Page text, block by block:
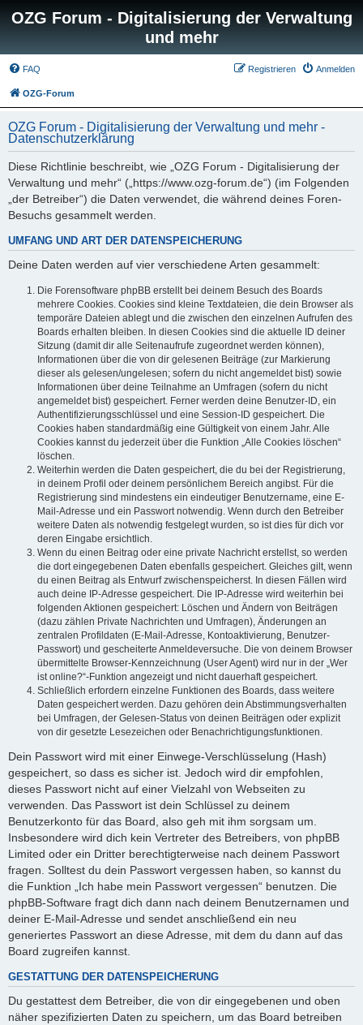
OZG Forum - Digitalisierung der Verwaltung
und mehr
FAQ Anmelden
Registrieren
OZG-Forum
OZG Forum - Digitalisierung der Verwaltung und mehr -
Datenschutzerklärung
Diese Richtlinie beschreibt, wie „OZG Forum - Digitalisierung der
Verwaltung und mehr“ („https://www.ozg-forum.de“) (im Folgenden
„der Betreiber“) die Daten verwendet, die während deines Foren-
Besuchs gesammelt werden.
UMFANG UND ART DER DATENSPEICHERUNG
Deine Daten werden auf vier verschiedene Arten gesammelt:
Die Forensoftware phpBB erstellt bei deinem Besuch des Boards
mehrere Cookies. Cookies sind kleine Textdateien, die dein Browser als
temporäre Dateien ablegt und die zwischen den einzelnen Aufrufen des
Boards erhalten bleiben. In diesen Cookies sind die aktuelle ID deiner
Sitzung (damit dir alle Seitenaufrufe zugeordnet werden können),
Informationen über die von dir gelesenen Beiträge (zur Markierung
dieser als gelesen/ungelesen; sofern du nicht angemeldet bist) sowie
Informationen über deine Teilnahme an Umfragen (sofern du nicht
angemeldet bist) gespeichert. Ferner werden deine Benutzer-ID, ein
Authentifizierungsschlüssel und eine Session-ID gespeichert. Die
Cookies haben standardmäßig eine Gültigkeit von einem Jahr. Alle
Cookies kannst du jederzeit über die Funktion „Alle Cookies löschen“
löschen.
Weiterhin werden die Daten gespeichert, die du bei der Registrierung,
in deinem Profil oder deinem persönlichem Bereich angibst. Für die
Registrierung sind mindestens ein eindeutiger Benutzername, eine E-
Mail-Adresse und ein Passwort notwendig. Wenn durch den Betreiber
weitere Daten als notwendig festgelegt wurden, so ist dies für dich vor
deren Eingabe ersichtlich.
Wenn du einen Beitrag oder eine private Nachricht erstellst, so werden
die dort eingegebenen Daten ebenfalls gespeichert. Gleiches gilt, wenn
du einen Beitrag als Entwurf zwischenspeicherst. In diesen Fällen wird
auch deine IP-Adresse gespeichert. Die IP-Adresse wird weiterhin bei
folgenden Aktionen gespeichert: Löschen und Ändern von Beiträgen
(dazu zählen Private Nachrichten und Umfragen), Änderungen an
zentralen Profildaten (E-Mail-Adresse, Kontoaktivierung, Benutzer-
Passwort) und gescheiterte Anmeldeversuche. Die von deinem Browser
übermittelte Browser-Kennzeichnung (User Agent) wird nur in der „Wer
ist online?“-Funktion angezeigt und nicht dauerhaft gespeichert.
Schließlich erfordern einzelne Funktionen des Boards, dass weitere
Daten gespeichert werden. Dazu gehören dein Abstimmungsverhalten
bei Umfragen, der Gelesen-Status von deinen Beiträgen oder explizit
von dir gesetzte Lesezeichen oder Benachrichtigungsfunktionen.
Dein Passwort wird mit einer Einwege-Verschlüsselung (Hash)
gespeichert, so dass es sicher ist. Jedoch wird dir empfohlen,
dieses Passwort nicht auf einer Vielzahl von Webseiten zu
verwenden. Das Passwort ist dein Schlüssel zu deinem
Benutzerkonto für das Board, also geh mit ihm sorgsam um.
Insbesondere wird dich kein Vertreter des Betreibers, von phpBB
Limited oder ein Dritter berechtigterweise nach deinem Passwort
fragen. Solltest du dein Passwort vergessen haben, so kannst du
die Funktion „Ich habe mein Passwort vergessen“ benutzen. Die
phpBB-Software fragt dich dann nach deinem Benutzernamen und
deiner E-Mail-Adresse und sendet anschließend ein neu
generiertes Passwort an diese Adresse, mit dem du dann auf das
Board zugreifen kannst.
GESTATTUNG DER DATENSPEICHERUNG
Du gestattest dem Betreiber, die von dir eingegebenen und oben
näher spezifizierten Daten zu speichern, um das Board betreiben